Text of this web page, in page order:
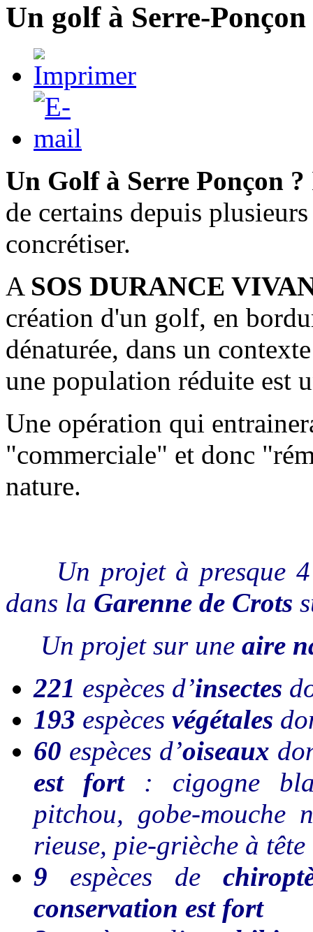
Un golf à Serre-Ponçon
Un Golf à Serre Ponçon ?
de certains depuis
concrétiser.
A SOS DURANCE
création d'un golf, en
dénaturée, dans un
une population réduite est
Une opération qui
"commerciale" et donc
nature.
Un projet à presque 4
dans la Garenne de Crots
Un projet sur une aire
221 espèces d’insectes
193 espèces végétales
60 espèces d’oiseaux
est fort: cigogne
pitchou, gobe-mouche
rieuse, pie-grièche à
9 espèces de
conservation est fort